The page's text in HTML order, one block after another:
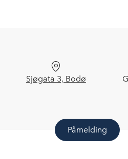
Sjøgata 3, Bodø
Påmelding